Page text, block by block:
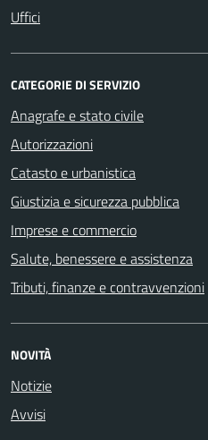
Uffici
CATEGORIE DI SERVIZIO
Anagrafe e stato civile
Autorizzazioni
Catasto e urbanistica
Giustizia e sicurezza pubblica
Imprese e commercio
Salute, benessere e assistenza
Tributi, finanze e contravvenzioni
NOVITÀ
Notizie
Avvisi